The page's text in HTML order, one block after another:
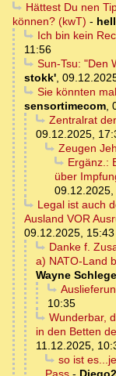
Hättest Du nen
können? (kwT) -
Ich bin kein
11:56
Sun-Tsu: "Den
stokk',
Sie könnten
sensortimecom,
Zentralrat
09.12.2025,
Zeugen
Ergänz.:
über
Legal ist auch
Ausland VOR
09.12.2025, 15:43
Danke f.
a) NATO-Land
Wayne
10:35
Wunderbar,
in den Betten
11.12.2025,
so ist